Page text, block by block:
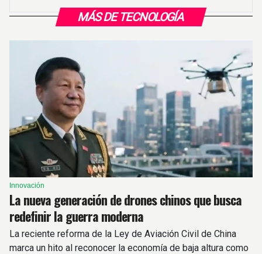
MÁS DE TECNOLOGÍA
Innovación
La nueva generación de drones chinos que busca
redefinir la guerra moderna
La reciente reforma de la Ley de Aviación Civil de China
marca un hito al reconocer la economía de baja altura como